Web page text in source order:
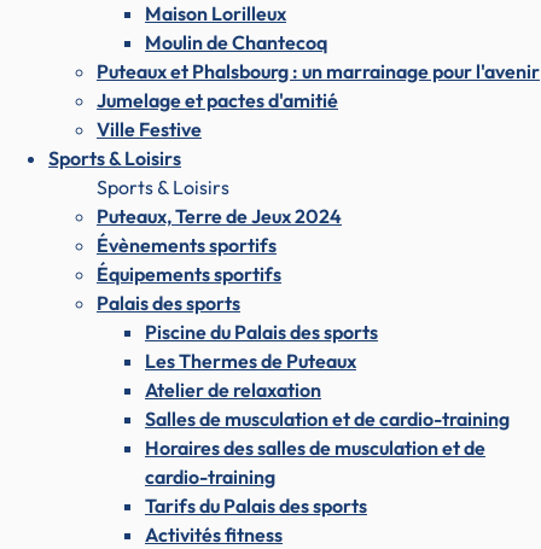
Maison Lorilleux
Moulin de Chantecoq
Puteaux et Phalsbourg : un marrainage pour l'avenir
Jumelage et pactes d'amitié
Ville Festive
Sports & Loisirs
Sports & Loisirs
Puteaux, Terre de Jeux 2024
Évènements sportifs
Équipements sportifs
Palais des sports
Piscine du Palais des sports
Les Thermes de Puteaux
Atelier de relaxation
Salles de musculation et de cardio-training
Horaires des salles de musculation et de
cardio-training
Tarifs du Palais des sports
Activités fitness